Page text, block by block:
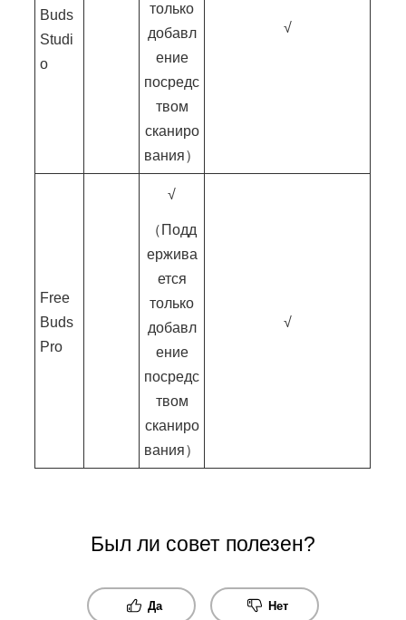
Buds
Studi
o
только
добавл
ение
посредс
твом
сканиро
вания）
√
Free
Buds
Pro
√
（Подд
ержива
ется
только
добавл
ение
посредс
твом
сканиро
вания）
√
Был ли совет полезен?
Да Нет